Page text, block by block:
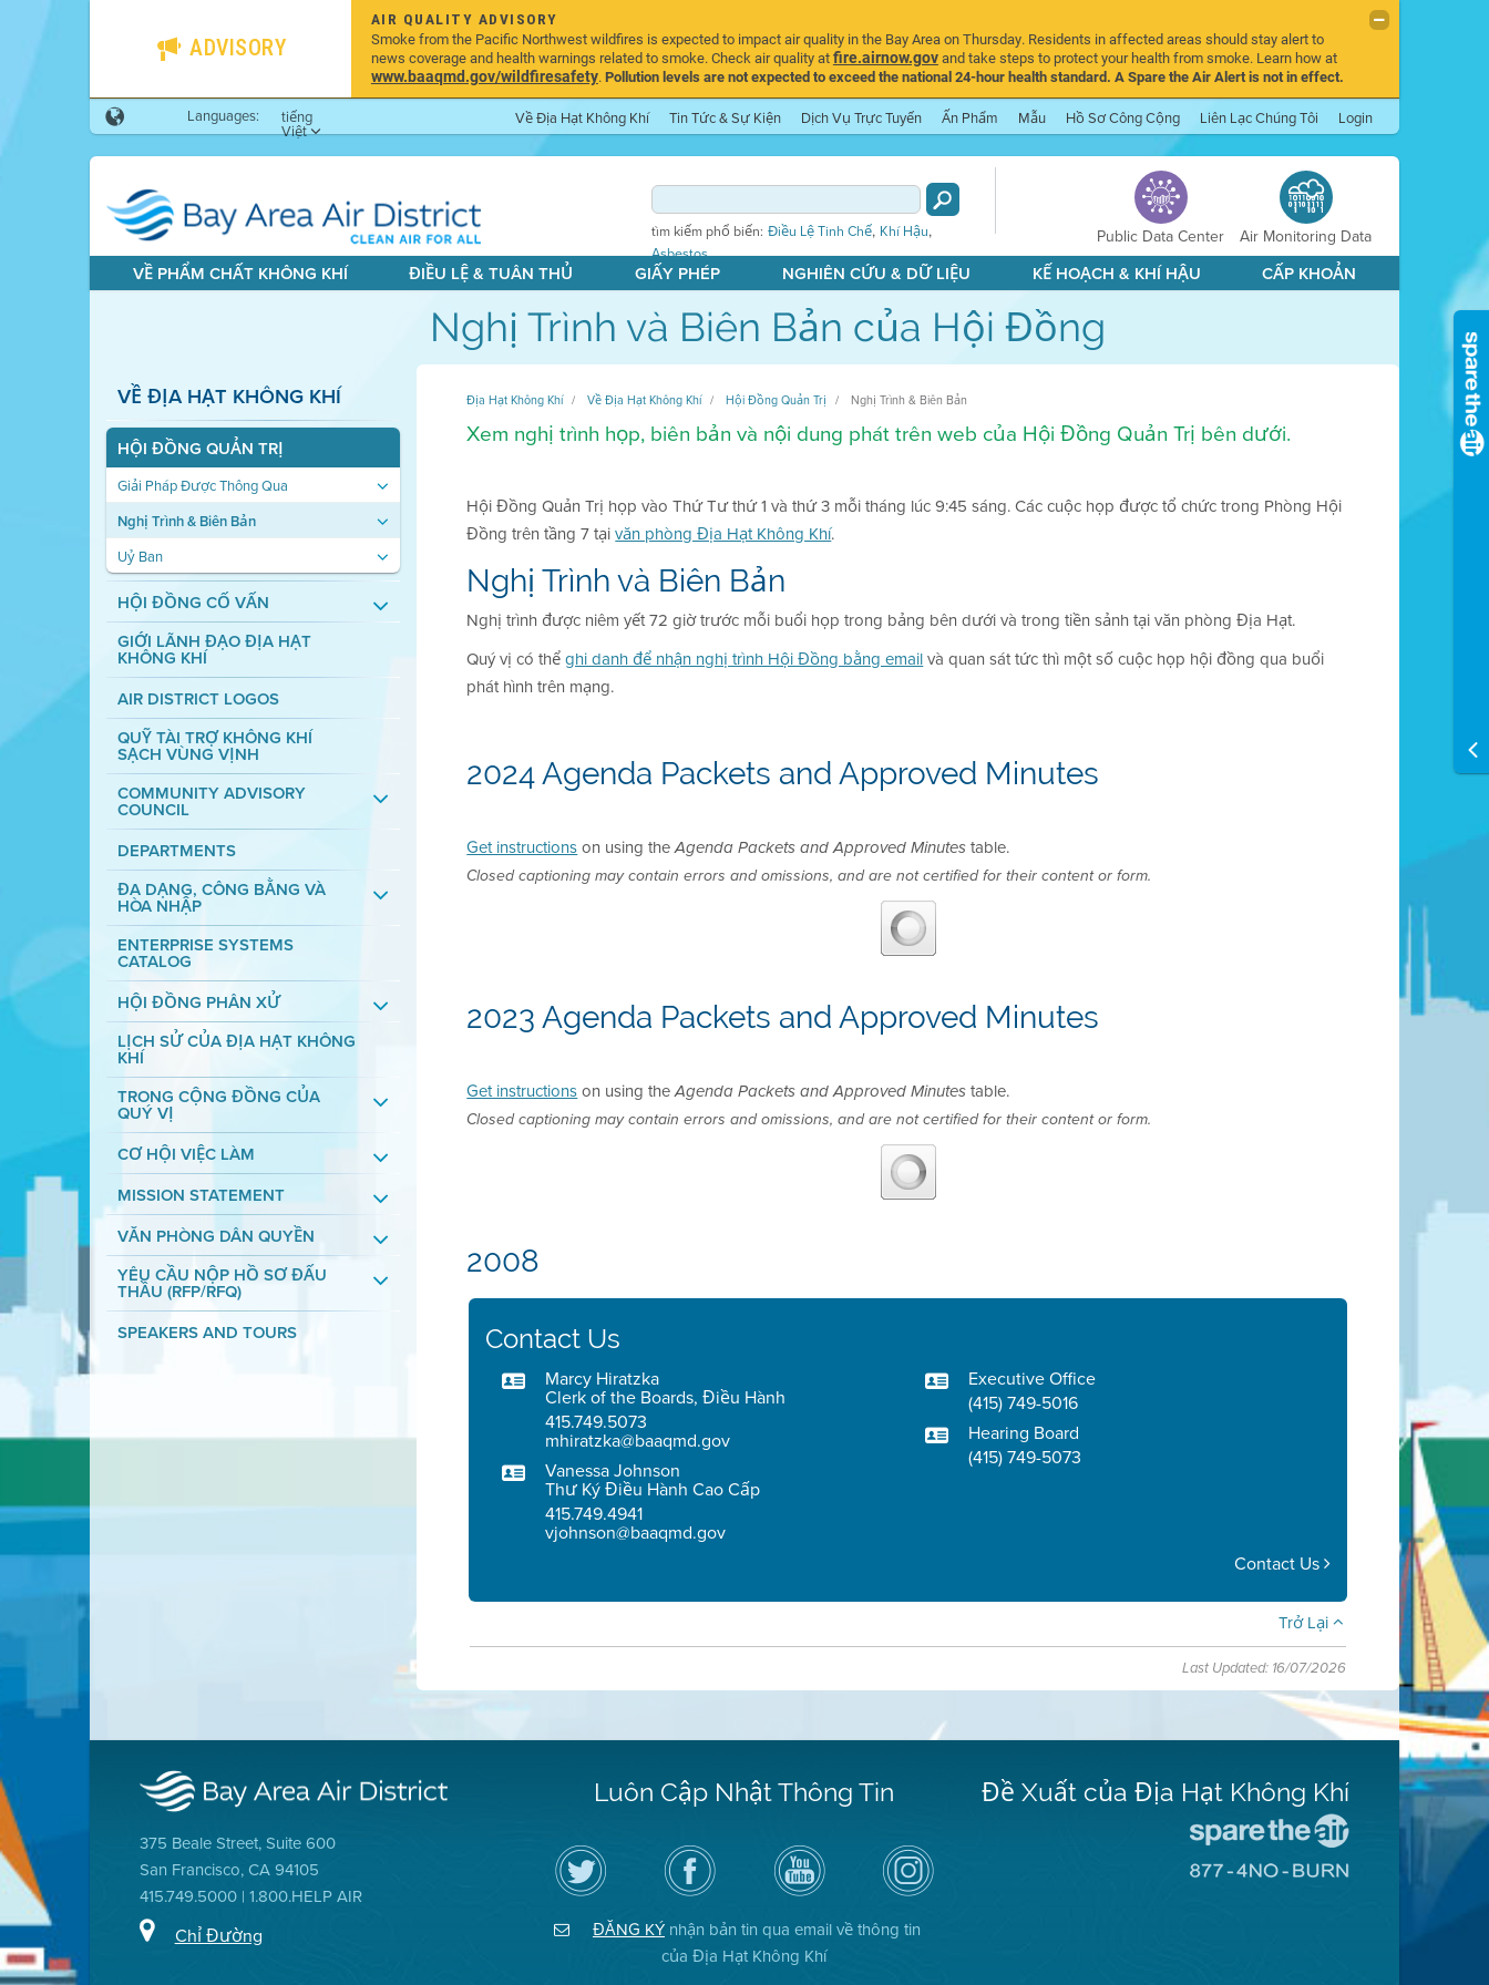
ADVISORY
AIR QUALITY ADVISORY
Smoke from the Pacific Northwest wildfires is expected to impact air quality in the Bay Area on Thursday. Residents in affected areas should stay alert to
news coverage and health warnings related to smoke. Check air quality atfire.airnow.govand take steps to protect your health from smoke. Learn how at
www.baaqmd.gov/wildfiresafety.Pollution levels are not expected to exceed the national 24-hour health standard. A Spare the Air Alert is not in effect.
Languages: tiếng
Việt
Về Địa Hạt Không Khí Tin Tức & Sự Kiện Dịch Vụ Trực Tuyến Ấn Phẩm Mẫu Hồ Sơ Công Cộng Liên Lạc Chúng Tôi Login
tìm kiếm phổ biến: Điều Lệ Tinh Chế, Khí Hậu,
Asbestos
Public Data Center Air Monitoring Data
VỀ PHẨM CHẤT KHÔNG KHÍ ĐIỀU LỆ & TUÂN THỦ GIẤY PHÉP NGHIÊN CỨU & DỮ LIỆU KẾ HOẠCH & KHÍ HẬU CẤP KHOẢN
Nghị Trình và Biên Bản của Hội Đồng
VỀ ĐỊA HẠT KHÔNG KHÍ
HỘI ĐỒNG QUẢN TRỊ
Giải Pháp Được Thông Qua
Nghị Trình & Biên Bản
Uỷ Ban
HỘI ĐỒNG CỐ VẤN
GIỚI LÃNH ĐẠO ĐỊA HẠT
KHÔNG KHÍ
AIR DISTRICT LOGOS
QUỸ TÀI TRỢ KHÔNG KHÍ
SẠCH VÙNG VỊNH
COMMUNITY ADVISORY
COUNCIL
DEPARTMENTS
ĐA DẠNG, CÔNG BẰNG VÀ
HÒA NHẬP
ENTERPRISE SYSTEMS
CATALOG
HỘI ĐỒNG PHÂN XỬ
LỊCH SỬ CỦA ĐỊA HẠT KHÔNG
KHÍ
TRONG CỘNG ĐỒNG CỦA
QUÝ VỊ
CƠ HỘI VIỆC LÀM
MISSION STATEMENT
VĂN PHÒNG DÂN QUYỀN
YÊU CẦU NỘP HỒ SƠ ĐẤU
THẦU (RFP/RFQ)
SPEAKERS AND TOURS
Địa Hạt Không Khí Về Địa Hạt Không Khí Hội Đồng Quản Trị Nghị Trình & Biên Bản
Xem nghị trình họp, biên bản và nội dung phát trên web của Hội Đồng Quản Trị bên dưới.
Hội Đồng Quản Trị họp vào Thứ Tư thứ 1 và thứ 3 mỗi tháng lúc 9:45 sáng. Các cuộc họp được tổ chức trong Phòng Hội
Đồng trên tầng 7 tạivăn phòng Địa Hạt Không Khí.
Nghị Trình và Biên Bản
Nghị trình được niêm yết 72 giờ trước mỗi buổi họp trong bảng bên dưới và trong tiền sảnh tại văn phòng Địa Hạt.
Quý vị có thểghi danh để nhận nghị trình Hội Đồng bằng emailvà quan sát tức thì một số cuộc họp hội đồng qua buổi
phát hình trên mạng.
2024 Agenda Packets and Approved Minutes
Get instructionson using theAgenda Packets and Approved Minutes table.
Closed captioning may contain errors and omissions, and are not certified for their content or form.
2023 Agenda Packets and Approved Minutes
Get instructionson using theAgenda Packets and Approved Minutes table.
Closed captioning may contain errors and omissions, and are not certified for their content or form.
2008
Contact Us
Marcy Hiratzka
Clerk of the Boards, Điều Hành
415.749.5073
mhiratzka@baaqmd.gov
Vanessa Johnson
Thư Ký Điều Hành Cao Cấp
415.749.4941
vjohnson@baaqmd.gov
Executive Office
(415) 749-5016
Hearing Board
(415) 749-5073
Contact Us
Trở Lại
Last Updated: 16/07/2026
375 Beale Street, Suite 600
San Francisco, CA 94105
415.749.5000 | 1.800.HELP AIR
Chỉ Đường
Luôn Cập Nhật Thông Tin
Hãy
theo
dõi
Địa
Không
Truy
cập
Trang
Facebook
Địa
Hạt
Kênh
YouTube
của
Địa
Không
Air
District
on
Instagram
ĐĂNG KÝnhận bản tin qua email về thông tin
của Địa Hạt Không Khí
Đề Xuất của Địa Hạt Không Khí
Trang